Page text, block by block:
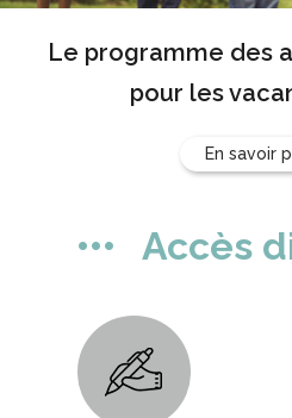
Le programme des
pour les
En savoir
Accès